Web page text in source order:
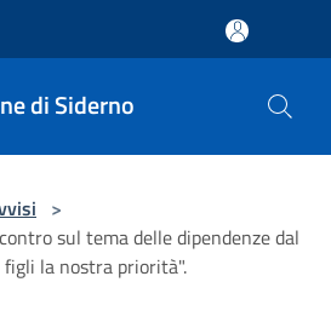
di Siderno
>
sul tema delle dipendenze dal
la nostra priorità".